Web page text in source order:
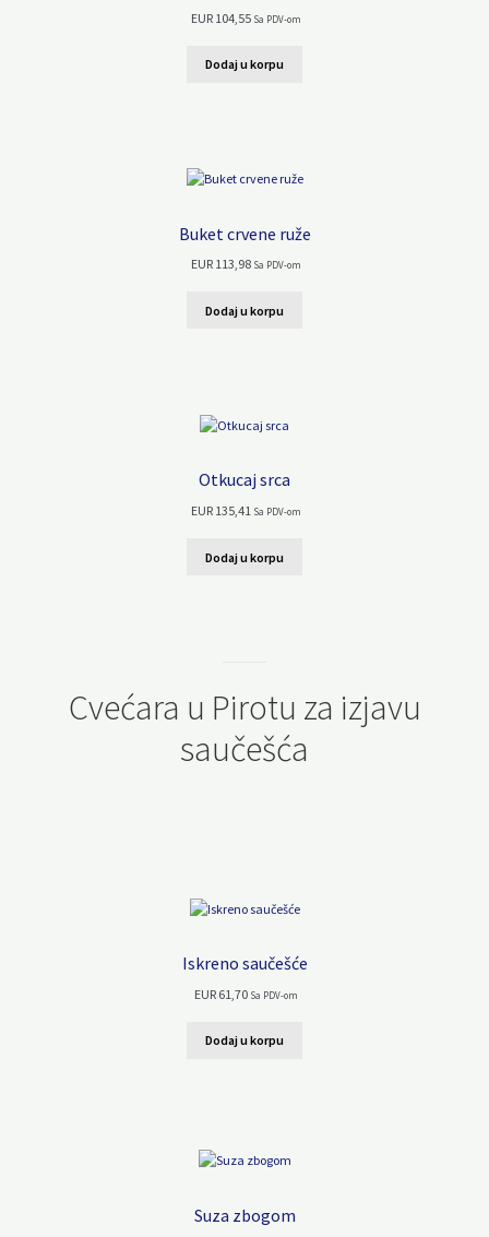
EUR 104,55 Sa PDV-om
Dodaj u korpu
Buket crvene ruže
EUR 113,98 Sa PDV-om
Dodaj u korpu
Otkucaj srca
EUR 135,41 Sa PDV-om
Dodaj u korpu
Cvećara u Pirotu za izjavu
saučešća
Iskreno saučešće
EUR 61,70 Sa PDV-om
Dodaj u korpu
Suza zbogom